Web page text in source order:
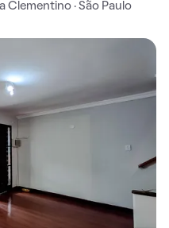
Clementino · São Paulo